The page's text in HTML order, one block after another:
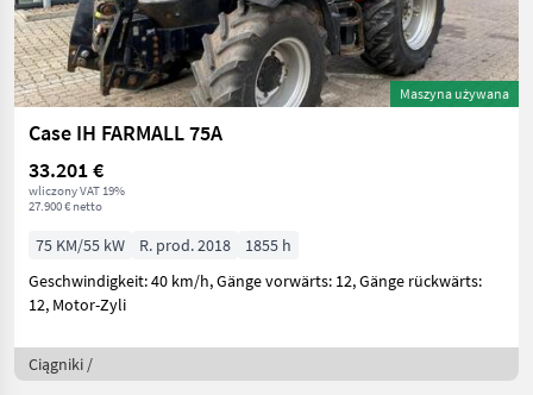
Maszyna używana
Case IH FARMALL 75A
33.201 €
wliczony VAT 19%
27.900 € netto
75 KM/55 kW R. prod. 2018
1855 h
Geschwindigkeit: 40 km/h, Gänge vorwärts: 12, Gänge rückwärts:
12, Motor-Zyli
Ciągniki /